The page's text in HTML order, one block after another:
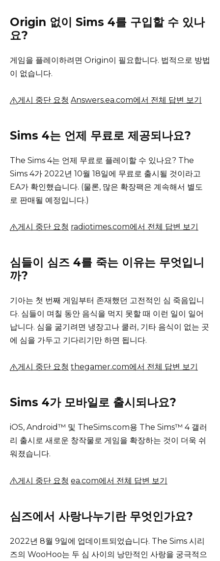
Origin 없이 Sims 4를 구입할 수 있나
요?
게임을 플레이하려면 Origin이 필요합니다. 법적으로 방법
이 없습니다.
게시 중단 요청 Answers.ea.com에서 전체 답변 보기
Sims 4는 언제 무료로 제공되나요?
The Sims 4는 언제 무료로 플레이할 수 있나요? The
Sims 4가 2022년 10월 18일에 무료로 출시될 것이라고
EA가 확인했습니다. (물론, 많은 확장팩은 계속해서 별도
로 판매될 예정입니다.)
게시 중단 요청 radiotimes.com에서 전체 답변 보기
심들이 심즈 4를 죽는 이유는 무엇입니
까?
기아는 첫 번째 게임부터 존재했던 고전적인 심 죽음입니
다. 심들이 며칠 동안 음식을 먹지 못할 때 이런 일이 일어
납니다. 심을 굶기려면 냉장고나 쿨러, 기타 음식이 없는 곳
에 심을 가두고 기다리기만 하면 됩니다.
게시 중단 요청 thegamer.com에서 전체 답변 보기
Sims 4가 모바일로 출시되나요?
iOS, Android™ 및 TheSims.com용 The Sims™ 4 갤러
리 출시로 새로운 창작물로 게임을 확장하는 것이 더욱 쉬
워졌습니다.
게시 중단 요청 ea.com에서 전체 답변 보기
심즈에서 사랑나누기란 무엇인가요?
2022년 8월 9일에 업데이트되었습니다. The Sims 시리
즈의 WooHoo는 두 심 사이의 낭만적인 사랑을 궁극적으